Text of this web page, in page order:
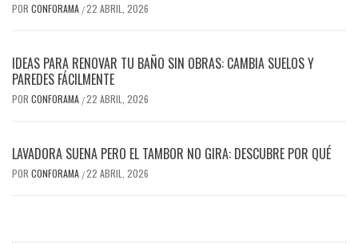
POR CONFORAMA /22 ABRIL, 2026
IDEAS PARA RENOVAR TU BAÑO SIN OBRAS: CAMBIA SUELOS Y
PAREDES FÁCILMENTE
POR CONFORAMA /22 ABRIL, 2026
LAVADORA SUENA PERO EL TAMBOR NO GIRA: DESCUBRE POR QUÉ
POR CONFORAMA /22 ABRIL, 2026